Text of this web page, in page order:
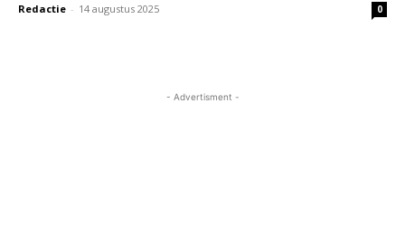
Redactie - 14 augustus 2025 0
- Advertisment -